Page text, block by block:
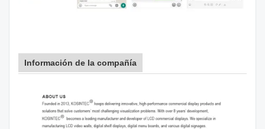
Información de la compañía